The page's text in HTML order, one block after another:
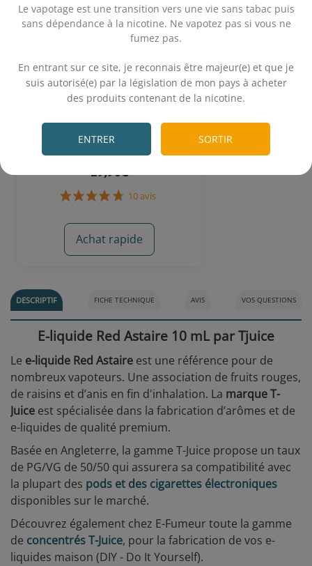
Le vapotage est une transition vers une vie sans tabac puis
sans dépendance à la nicotine. Ne vapotez pas si vous ne
fumez pas.
En entrant sur ce site, je reconnais être majeur(e) et que je
suis autorisé(e) par la législation de mon pays à acheter
des produits contenant de la nicotine.
ENTRER SORTIR
Red Astaire 50 mL - T-Juice
Fruits rouges - Raisin - Anis
19,90€
10 avis
Achat rapide
DESCRIPTIF FICHE TECHNIQUE AVIS VOS QUESTIONS
E-liquide Red Astaire 10 mL par Tjuice
Le e-liquide Red Astaire est une référence pour de
nombreux vapoteurs. Une association de fruits rouges,
de raisins et d’anis en fin d'inhalation. La marque T-
Juice est spécialisée dans la fabrication d’arômes et de
e-liquides de qualité premium.
Basée en Angleterre, la gamme T-Juice propose un taux
de PG/VG de 50/50 qui assurera sa compatibilité avec
la plupart des pods et des cigarettes électroniques
disponibles sur le marché.
Découvrez également chez E-Fumeur toute la gamme
de concentrés T-Juice, pour la fabrication de vos e-
liquides maison (DIY - Do It Yourself).